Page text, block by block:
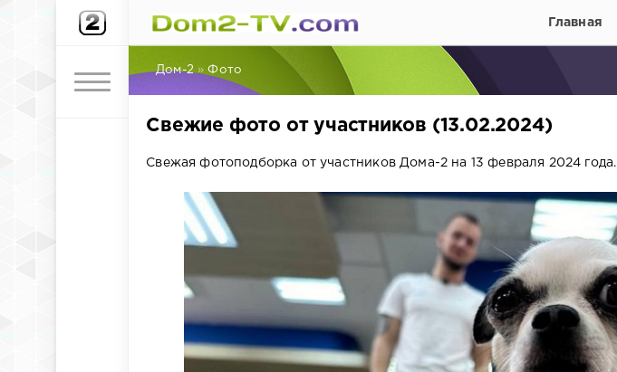
Главная
Дом-2 »Фото
Свежие фото от участников (13.02.2024)
Свежая фотоподборка от участников Дома-2 на 13 февраля 2024 года.